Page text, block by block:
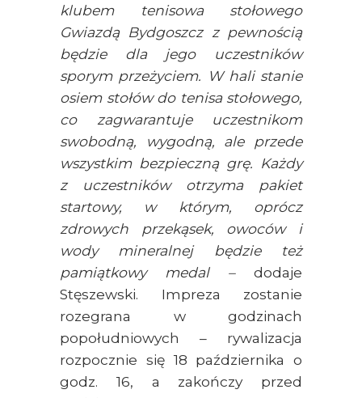
klubem tenisowa stołowego
Gwiazdą Bydgoszcz z pewnością
będzie dla jego uczestników
sporym przeżyciem. W hali stanie
osiem stołów do tenisa stołowego,
co zagwarantuje uczestnikom
swobodną, wygodną, ale przede
wszystkim bezpieczną grę. Każdy
z uczestników otrzyma pakiet
startowy, w którym, oprócz
zdrowych przekąsek, owoców i
wody mineralnej będzie też
pamiątkowy medal –dodaje
Stęszewski. Impreza zostanie
rozegrana w godzinach
popołudniowych – rywalizacja
rozpocznie się 18 października o
godz. 16, a zakończy przed